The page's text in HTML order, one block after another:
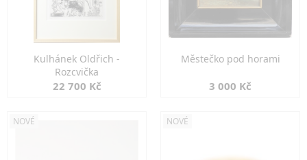
Kulhánek Oldřich -
Rozcvička
22 700 Kč
Městečko pod horami
3 000 Kč
NOVÉ NOVÉ